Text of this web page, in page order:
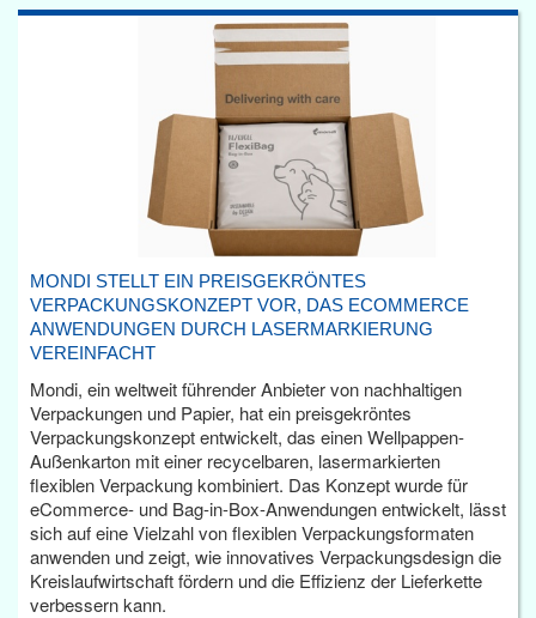
MONDI STELLT EIN PREISGEKRÖNTES
VERPACKUNGSKONZEPT VOR, DAS ECOMMERCE
ANWENDUNGEN DURCH LASERMARKIERUNG
VEREINFACHT
Mondi, ein weltweit führender Anbieter von nachhaltigen
Verpackungen und Papier, hat ein preisgekröntes
Verpackungskonzept entwickelt, das einen Wellpappen-
Außenkarton mit einer recycelbaren, lasermarkierten
flexiblen Verpackung kombiniert. Das Konzept wurde für
eCommerce- und Bag-in-Box-Anwendungen entwickelt, lässt
sich auf eine Vielzahl von flexiblen Verpackungsformaten
anwenden und zeigt, wie innovatives Verpackungsdesign die
Kreislaufwirtschaft fördern und die Effizienz der Lieferkette
verbessern kann.